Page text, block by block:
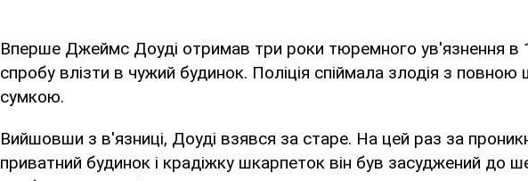
Вперше Джеймс Доуді отримав три роки тюремного ув'язнення в
спробу влізти в чужий будинок. Поліція спіймала злодія з
сумкою.
Вийшовши з в'язниці, Доуді взявся за старе. На цей раз за
приватний будинок і крадіжку шкарпеток він був засуджений до